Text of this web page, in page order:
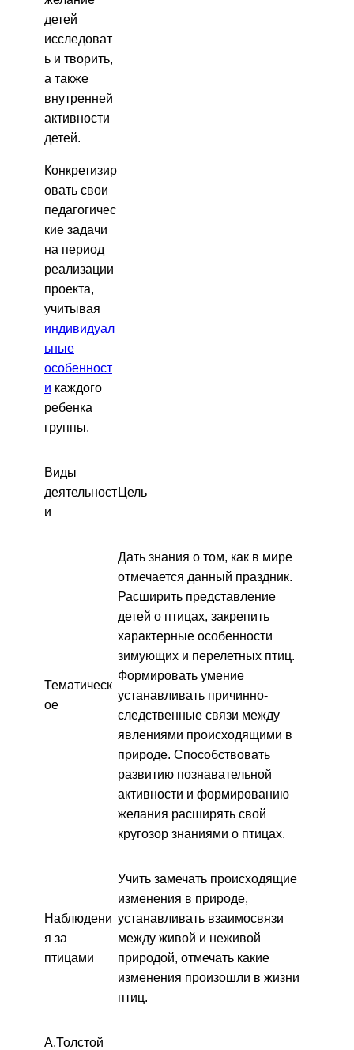
детей
исследоват
ь и творить,
а также
внутренней
активности
детей.
Конкретизир
овать свои
педагогичес
кие задачи
на период
реализации
проекта,
учитывая
индивидуал
ьные
особенност
и каждого
ребенка
группы.
Виды
деятельност
и
Цель
Тематическ
ое
Дать знания о том, как в мире
отмечается данный праздник.
Расширить представление
детей о птицах, закрепить
характерные особенности
зимующих и перелетных птиц.
Формировать умение
устанавливать причинно-
следственные связи между
явлениями происходящими в
природе. Способствовать
развитию познавательной
активности и формированию
желания расширять свой
кругозор знаниями о птицах.
Наблюдени
я за
птицами
Учить замечать происходящие
изменения в природе,
устанавливать взаимосвязи
между живой и неживой
природой, отмечать какие
изменения произошли в жизни
птиц.
А.Толстой